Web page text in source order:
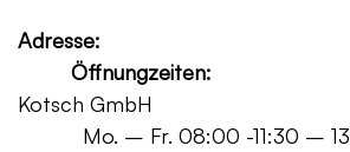
Adresse:
Öffnungzeiten:
Kotsch
Mo. – Fr. 08:00 -11:30 –